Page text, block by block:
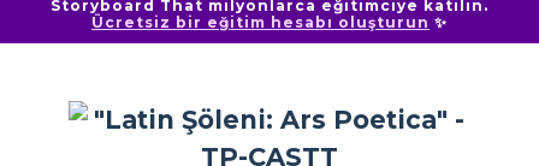
Storyboard That milyonlarca eğitimciye katılın.
Ücretsiz bir eğitim hesabı oluşturun ✨